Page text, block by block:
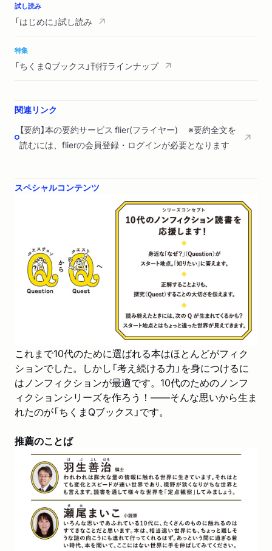
試し読み
「はじめに」試し読み
特集
「ちくまQブックス」刊行ラインナップ
関連リンク
【要約】本の要約サービス flier(フライヤー) ※要約全文を
読むには、flierの会員登録・ログインが必要となります
スペシャルコンテンツ
これまで10代のために選ばれる本はほとんどがフィク
ションでした。しかし「考え続ける力」を身につけるに
はノンフィクションが最適です。10代のためのノンフ
ィクションシリーズを作ろう！――そんな思いから生ま
れたのが「ちくまQブックス」です。
推薦のことば